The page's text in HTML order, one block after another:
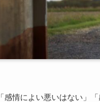
「感情によい悪いはない」